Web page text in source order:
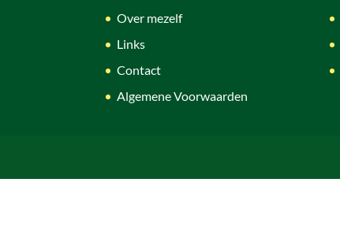
Over mezelf
Links
Contact
Algemene Voorwaarden